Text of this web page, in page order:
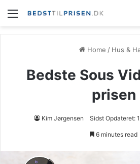
Home / Hus &
Bedste Sous
prisen
Kim Jørgensen Sidst Opdateret:
6 minutes read